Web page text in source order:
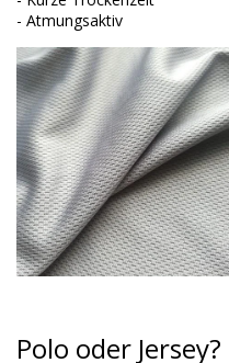
- Atmungsaktiv
Polo oder Jersey?